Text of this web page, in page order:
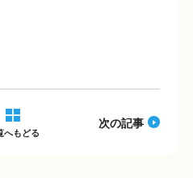
へもどる
次の記事